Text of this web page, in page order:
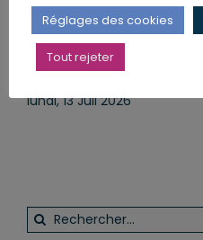
Sécuriser l’usage des
armes pour mieux
protéger ceux qui nous
lundi, 13 Juil 2026
Rechercher:
Réglages des cookies
Tout rejeter